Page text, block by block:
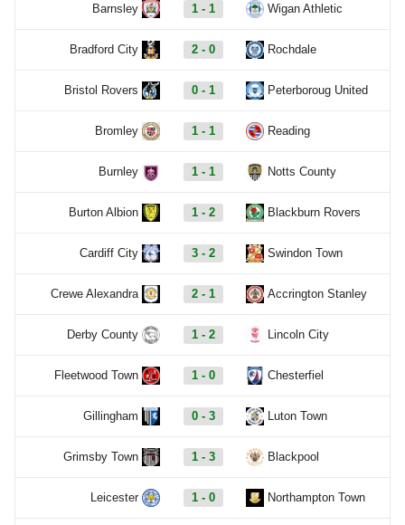
Barnsley 1 - 1 Wigan Athletic
Bradford City 2 - 0 Rochdale
Bristol Rovers 0 - 1 Peterboroug United
Bromley 1 - 1 Reading
Burnley 1 - 1 Notts County
Burton Albion 1 - 2 Blackburn Rovers
Cardiff City 3 - 2 Swindon Town
Crewe Alexandra 2 - 1 Accrington Stanley
Derby County 1 - 2 Lincoln City
Fleetwood Town 1 - 0 Chesterfiel
Gillingham 0 - 3 Luton Town
Grimsby Town 1 - 3 Blackpool
Leicester 1 - 0 Northampton Town